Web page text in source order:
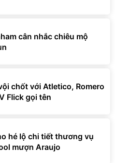
cân nhắc chiêu mộ
chốt với Atletico, Romero
Flick gọi tên
hé lộ chi tiết thương vụ
mượn Araujo